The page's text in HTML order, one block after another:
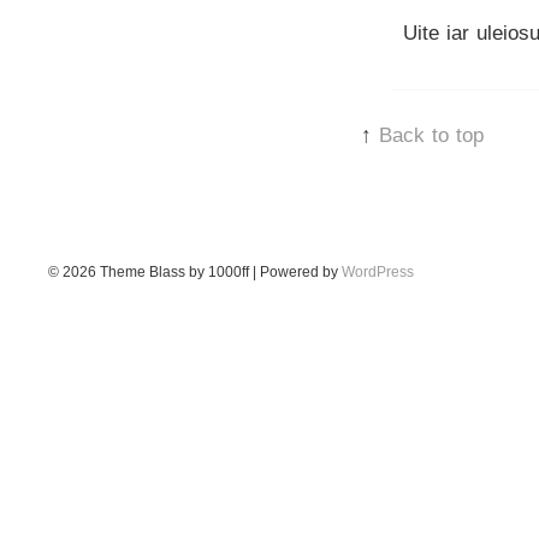
Uite iar
↑ Back to top
© 2026 Theme Blass by 1000ff | Powered by WordPress